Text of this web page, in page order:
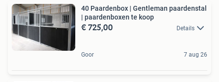
40 Paardenbox | Gentleman paardenstal
| paardenboxen te koop
€ 725,00 Details
Goor 7 aug 26